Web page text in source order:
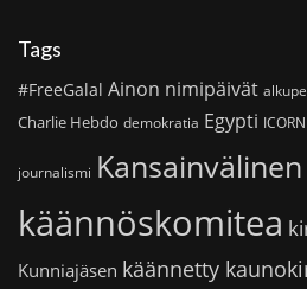
Tags
#FreeGalal Ainon nimipäivät
Charlie Hebdo demokratia Egypti ICORN
journalismi Kansainvälinen
käännöskomitea
Kunniajäsen käännetty